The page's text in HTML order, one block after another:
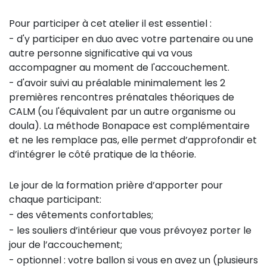
Pour participer à cet atelier il est essentiel :
- d'y participer en duo avec votre partenaire ou une
autre personne significative qui va vous
accompagner au moment de l'accouchement.
- d'avoir suivi au préalable minimalement les 2
premières rencontres prénatales théoriques de
CALM (ou l'équivalent par un autre organisme ou
doula). La méthode Bonapace est complémentaire
et ne les remplace pas, elle permet d’approfondir et
d’intégrer le côté pratique de la théorie.
Le jour de la formation prière d’apporter pour
chaque participant:
- des vêtements confortables;
- les souliers d’intérieur que vous prévoyez porter le
jour de l’accouchement;
- optionnel : votre ballon si vous en avez un (plusieurs